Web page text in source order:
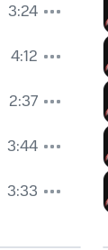
3:24
4:12
2:37
3:44
3:33